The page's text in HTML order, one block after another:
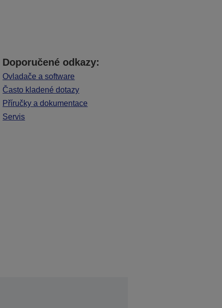
Doporučené odkazy:
Ovladače a software
Často kladené dotazy
Příručky a dokumentace
Servis